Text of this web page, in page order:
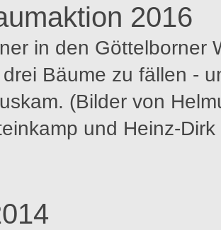
2016
in den Göttelborner
Bäume zu fällen -
(Bilder von
und Heinz-Dirk